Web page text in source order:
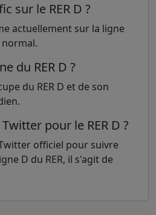
sur le RER D ?
actuellement sur la ligne
normal.
du RER D ?
du RER D et de son
pour le RER D ?
officiel pour suivre
D du RER, il s'agit de